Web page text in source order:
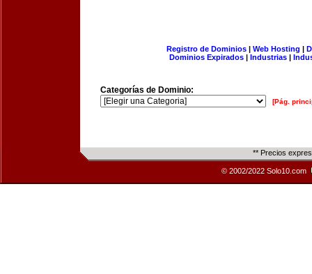
Registro de Dominios| Web Hosting |
Dominios Expirados | Industrias |
Categorías de Dominio:
[Pág.
** Precios
© 2002/2022 Solo10.com